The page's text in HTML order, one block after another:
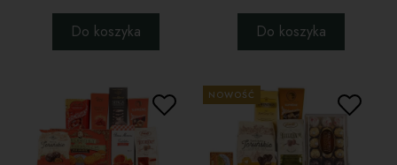
Do koszyka Do koszyka
NOWOŚĆ